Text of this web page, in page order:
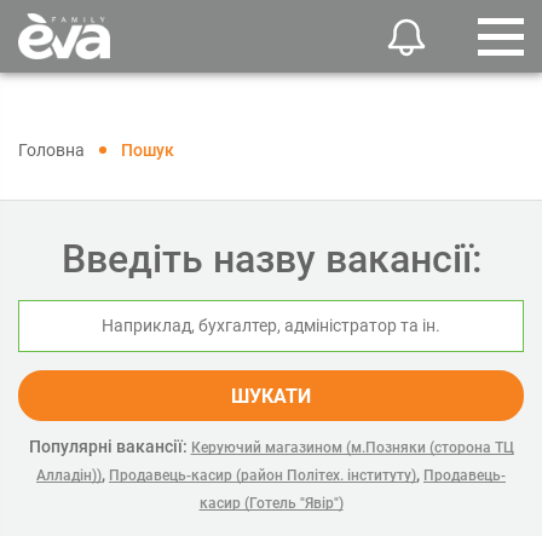
Головна Пошук
Введіть назву вакансії:
ШУКАТИ
Популярні вакансії: Керуючий магазином (м.Позняки (сторона ТЦ
Алладін)), Продавець-касир (район Політех. інституту), Продавець-
касир (Готель "Явір")